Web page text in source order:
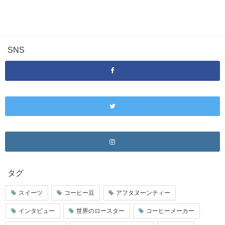
SNS
タグ
スイーツ コーヒー豆 アフタヌーンティー
インタビュー 世界のロースター コーヒーメーカー